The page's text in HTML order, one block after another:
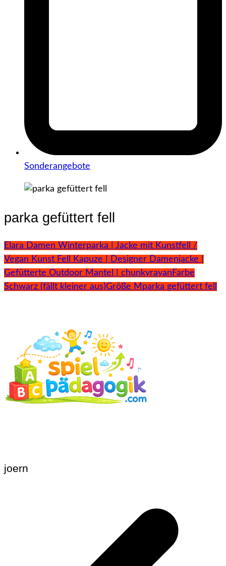
Sonderangebote
parka gefüttert fell
Elara Damen Winterparka | Jacke mit Kunstfell /
Vegan Kunst Fell Kapuze | Designer Damenjacke |
Gefütterte Outdoor Mantel | chunkyrayan Farbe
Schwarz (fällt kleiner aus)Größe M parka gefüttert fell
joern